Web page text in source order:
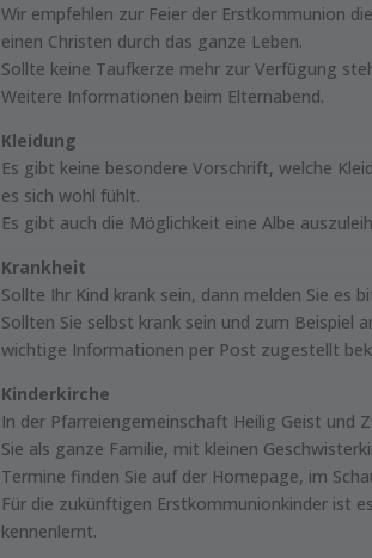
Wir empfehlen zur Feier der Erstkommunion
einen Christen durch das ganze Leben.
Sollte keine Taufkerze mehr zur Verfügung
Weitere Informationen beim Elternabend.
Kleidung
Es gibt keine besondere Vorschrift, welche
es sich wohl fühlt.
Es gibt auch die Möglichkeit eine Albe
Krankheit
Sollte Ihr Kind krank sein, dann melden Sie
Sollten Sie selbst krank sein und zum Beispiel
wichtige Informationen per Post zugestellt
Kinderkirche
In der Pfarreiengemeinschaft Heilig Geist und
Sie als ganze Familie, mit kleinen
Termine finden Sie auf der Homepage, im
Für die zukünftigen Erstkommunionkinder ist
kennenlernt.